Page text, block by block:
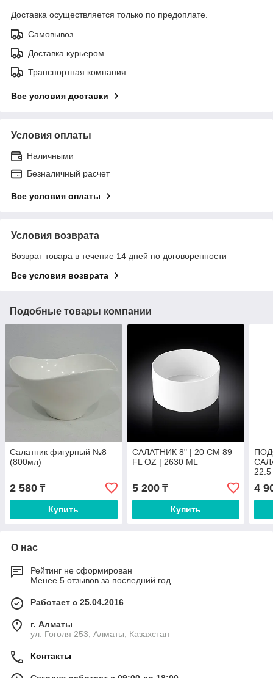
Доставка осуществляется только по предоплате.
Самовывоз
Доставка курьером
Транспортная компания
Все условия доставки
Условия оплаты
Наличными
Безналичный расчет
Все условия оплаты
Условия возврата
Возврат товара в течение 14 дней по договоренности
Все условия возврата
Подобные товары компании
Салатник фигурный №8
(800мл)
2 580 ₸
Купить
САЛАТНИК 8" | 20 CM 89
FL OZ | 2630 ML
5 200₸
Купить
22.5
4
О нас
Рейтинг не сформирован
Менее 5 отзывов за последний год
Работает с 25.04.2016
г. Алматы
ул. Гоголя 253, Алматы, Казахстан
Контакты